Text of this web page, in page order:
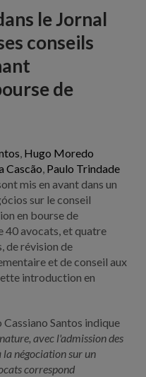
le Jornal
conseils
de
Hugo Moredo
Cascão Paulo Trindade
mis en avant dans un
sur le conseil
en bourse de
40 avocats, et quatre
de révision de
et de conseil aux
introduction en
Santos indique
avec l'admission des
négociation sur un
correspond